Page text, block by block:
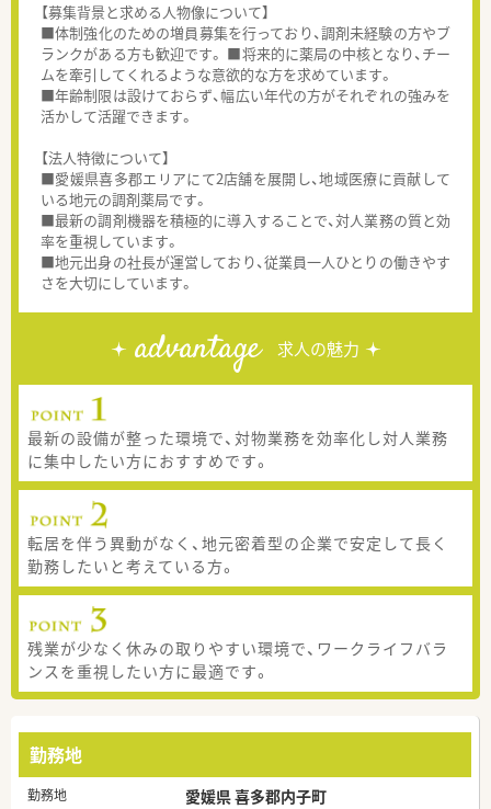
【募集背景と求める人物像について】
■体制強化のための増員募集を行っており、調剤未経験の方やブ
ランクがある方も歓迎です。 ■将来的に薬局の中核となり、チー
ムを牽引してくれるような意欲的な方を求めています。
■年齢制限は設けておらず、幅広い年代の方がそれぞれの強みを
活かして活躍できます。
【法人特徴について】
■愛媛県喜多郡エリアにて2店舗を展開し、地域医療に貢献して
いる地元の調剤薬局です。
■最新の調剤機器を積極的に導入することで、対人業務の質と効
率を重視しています。
■地元出身の社長が運営しており、従業員一人ひとりの働きやす
さを大切にしています。
advantage 求人の魅力
最新の設備が整った環境で、対物業務を効率化し対人業務
に集中したい方におすすめです。
転居を伴う異動がなく、地元密着型の企業で安定して長く
勤務したいと考えている方。
残業が少なく休みの取りやすい環境で、ワークライフバラ
ンスを重視したい方に最適です。
勤務地
勤務地 愛媛県 喜多郡内子町